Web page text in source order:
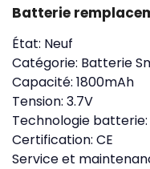
Batterie
État: Neuf
Catégorie: Batterie
Capacité: 1800mAh
Tension: 3.7V
Technologie batterie:
Certification: CE
Service et